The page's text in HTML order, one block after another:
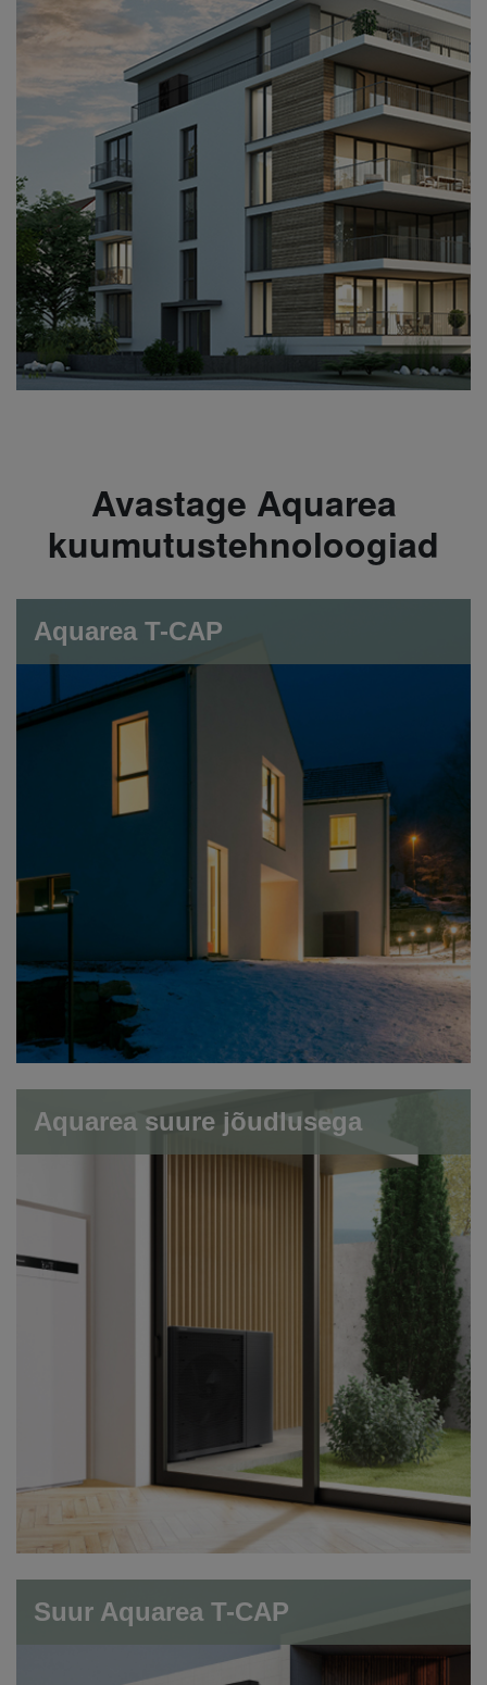
Avastage Aquarea
kuumutustehnoloogiad
Aquarea T-CAP
Aquarea suure jõudlusega
Suur Aquarea T-CAP